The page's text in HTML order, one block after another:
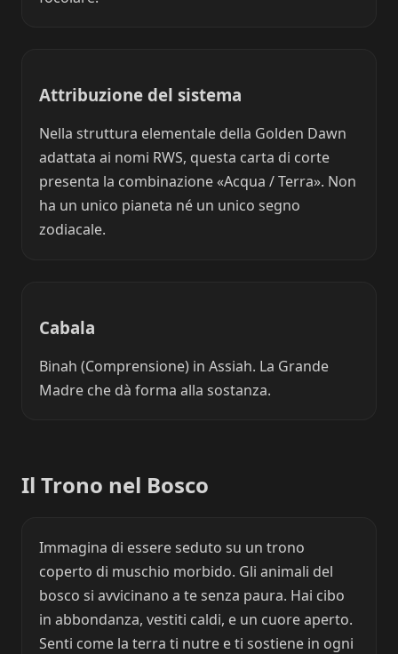
Attribuzione del sistema
Nella struttura elementale della Golden Dawn
adattata ai nomi RWS, questa carta di corte
presenta la combinazione «Acqua / Terra». Non
ha un unico pianeta né un unico segno
zodiacale.
Cabala
Binah (Comprensione) in Assiah. La Grande
Madre che dà forma alla sostanza.
Il Trono nel Bosco
Immagina di essere seduto su un trono
coperto di muschio morbido. Gli animali del
bosco si avvicinano a te senza paura. Hai cibo
in abbondanza, vestiti caldi, e un cuore aperto.
Senti come la terra ti nutre e ti sostiene in ogni